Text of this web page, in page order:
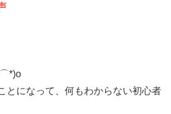
とになって、何もわからない初心者